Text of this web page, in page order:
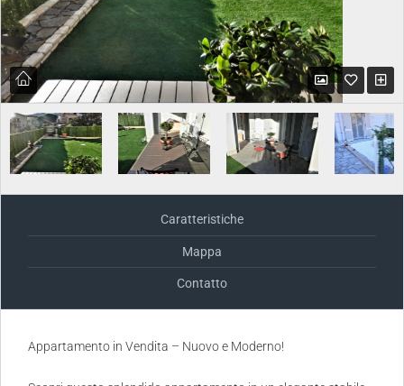
Caratteristiche
Mappa
Contatto
Appartamento in Vendita – Nuovo e Moderno!